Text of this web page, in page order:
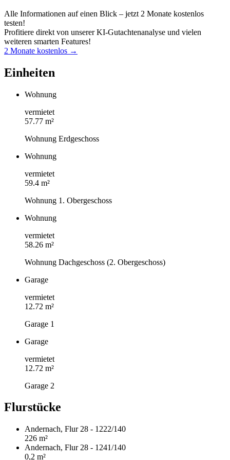
Alle Informationen auf einen Blick – jetzt 2 Monate kostenlos
testen!
Profitiere direkt von unserer KI-Gutachtenanalyse und vielen
weiteren smarten Features!
2 Monate kostenlos →
Einheiten
Wohnung
vermietet
57.77 m²
Wohnung Erdgeschoss
Wohnung
vermietet
59.4 m²
Wohnung 1. Obergeschoss
Wohnung
vermietet
58.26 m²
Wohnung Dachgeschoss (2. Obergeschoss)
Garage
vermietet
12.72 m²
Garage 1
Garage
vermietet
12.72 m²
Garage 2
Flurstücke
Andernach, Flur 28 - 1222/140
226 m²
Andernach, Flur 28 - 1241/140
0,2 m²